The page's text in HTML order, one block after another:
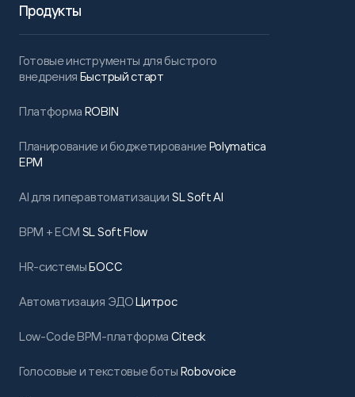
Продукты
Готовые инструменты для быстрого
внедрения Быстрый старт
Платформа ROBIN
Планирование и бюджетированиеPolymatica
EPM
AI для гиперавтоматизации SL Soft AI
BPM + ECM SL Soft Flow
HR-системыБОСС
Автоматизация ЭДОЦитрос
Low-Code BPM-платформа Citeck
Голосовые и текстовые боты Robovoice